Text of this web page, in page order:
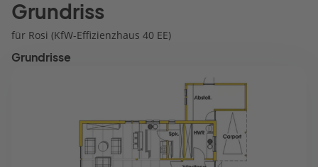
Grundriss
für Rosi (KfW-Effizienzhaus 40 EE)
Grundrisse